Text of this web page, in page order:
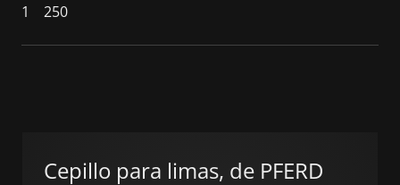
1 250
Cepillo para limas, de PFERD